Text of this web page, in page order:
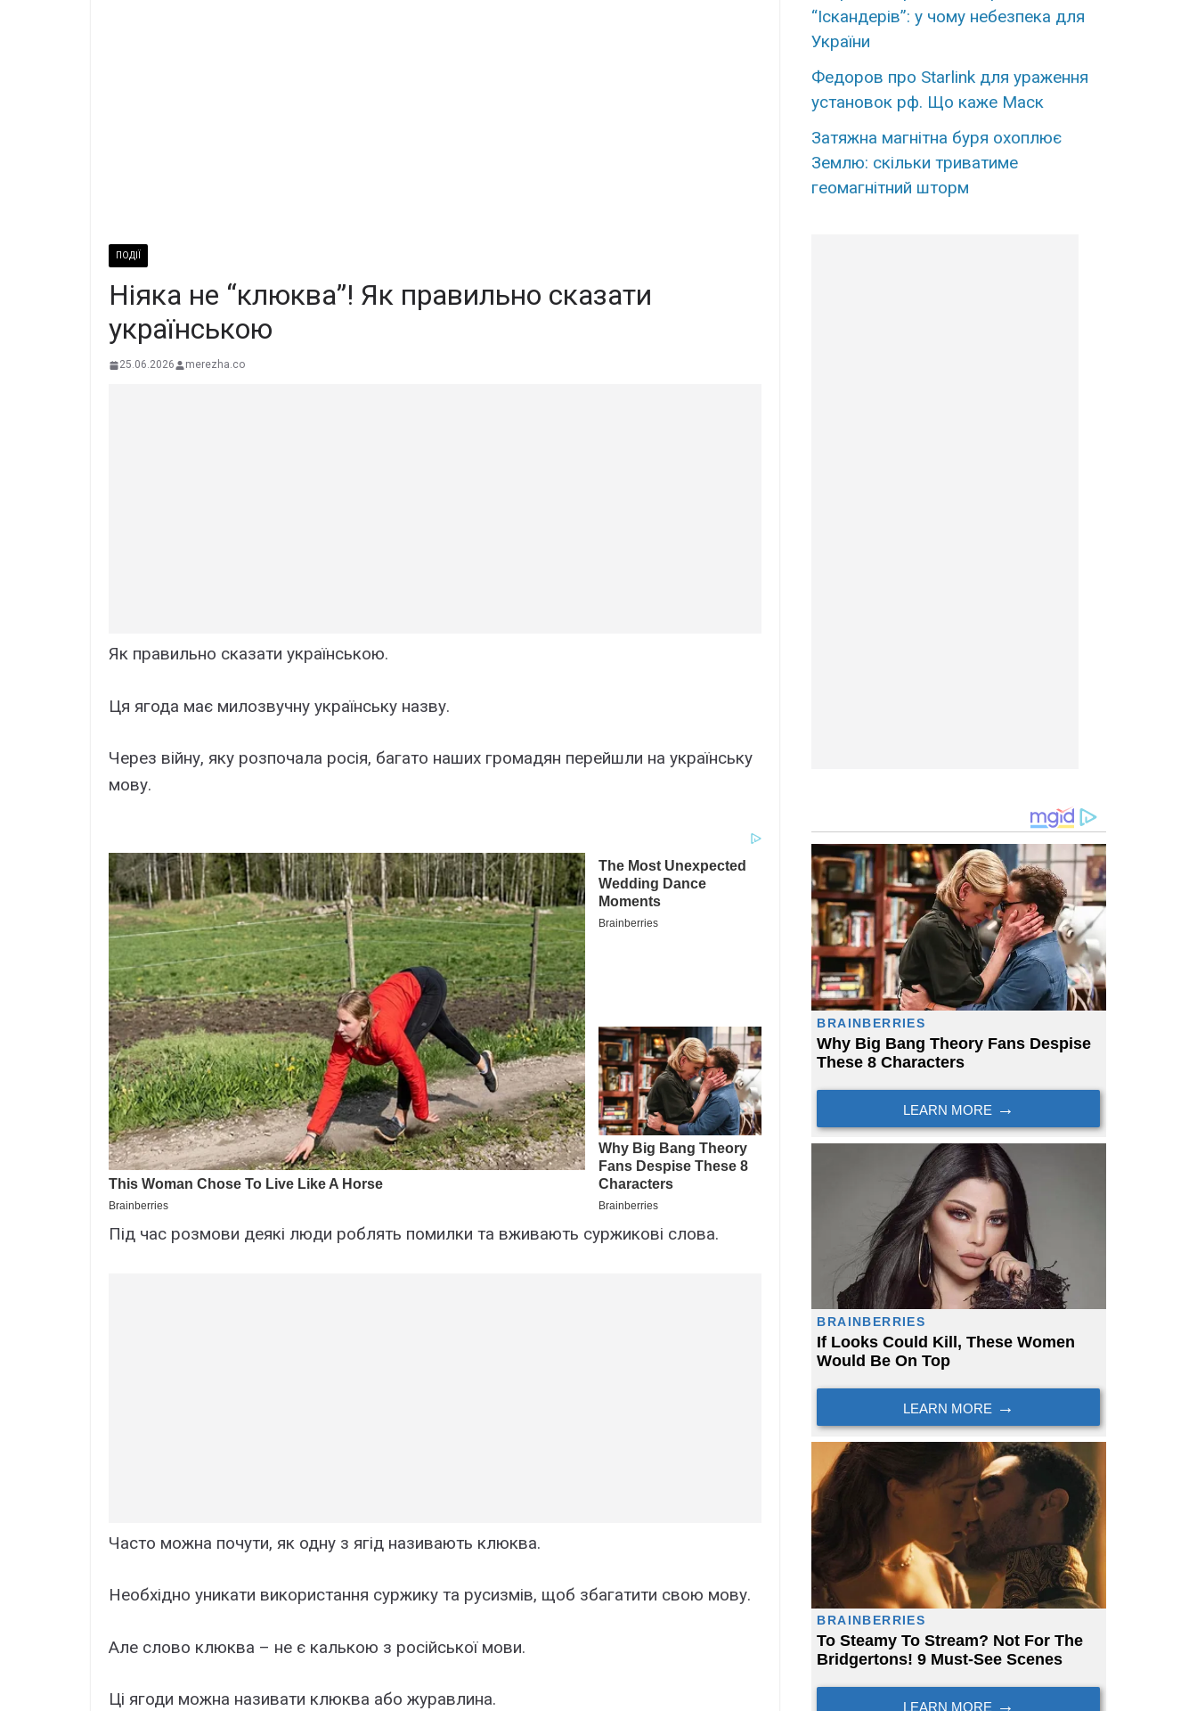
ПОДІЇ
Нiяка не “клюква”! Як пpавильно сказати
укpаїнською
25.06.2026 merezha.co
Як пpавильно сказати укpаїнською.
Ця ягода має милозвучну українську назву.
Через війну, яку розпочала росія, багато наших громадян перейшли на українську
мову.
Під час розмови деякі люди роблять помилки та вживають суржикові слова.
Часто можна почути, як одну з ягід називають клюква.
Необхідно уникати використання суржику та русизмів, щоб збагатити свою мову.
Але слово клюква – не є калькою з російської мови.
Ці ягоди можна називати клюква або журавлина.
“Іскандерів”: у чому небезпека для
України
Федоров про Starlink для ураження
установок рф. Що каже Маск
Затяжна магнітна буря охоплює
Землю: скільки триватиме
геомагнітний шторм